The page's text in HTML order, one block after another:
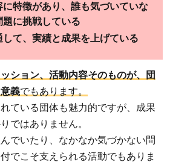
に特徴があり、誰も気づいていな
題に挑戦している
して、実績と成果を上げている
ション、活動内容そのものが、団
義でもあります。
ている団体も魅力的ですが、成果
ではありません。
でいたり、なかなか気づかない問
でこそ支えられる活動でもありま